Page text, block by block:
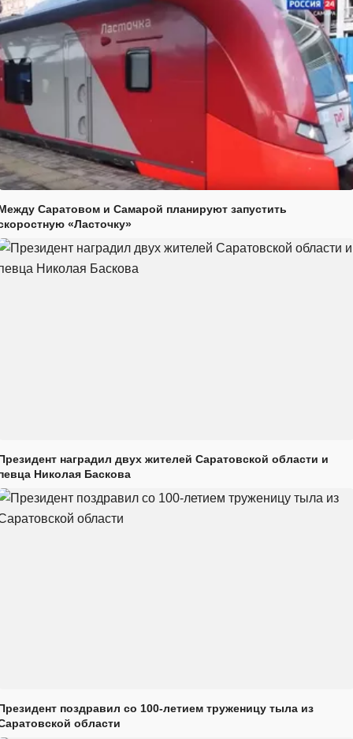
Саратовом и Самарой планируют запустить
«Ласточку»
наградил двух жителей Саратовской области и
Николая Баскова
поздравил со 100-летием труженицу тыла из
области